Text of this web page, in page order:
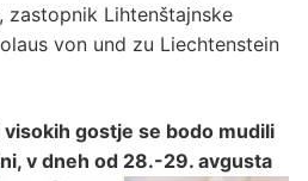
zastopnik Lihtenštajnske
von und zu Liechtenstein
gostje se bodo mudili
v dneh od 28.-29. avgusta